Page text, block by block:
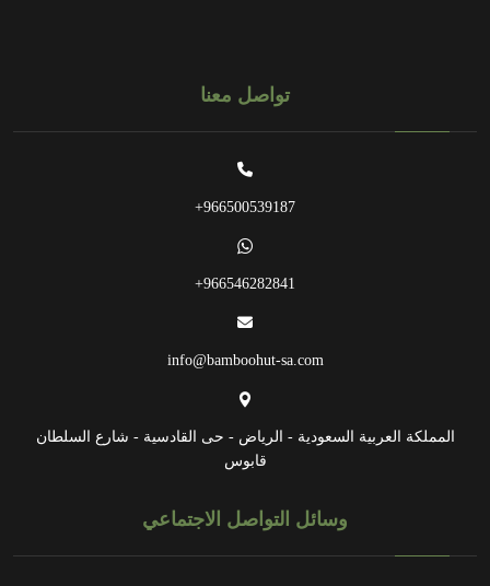
تواصل معنا
966500539187+
966546282841+
info@bamboohut-sa.com
المملكة العربية السعودية - الرياض - حى القادسية - شارع السلطان
قابوس
وسائل التواصل الاجتماعي